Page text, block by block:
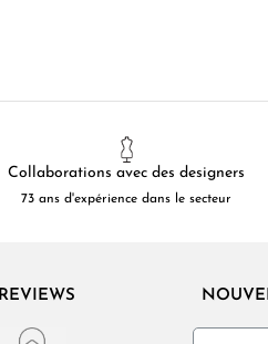
Collaborations avec des designers
73 ans d'expérience dans le secteur
REVIEWS